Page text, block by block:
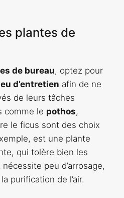
plantes de
de bureau, optez pour
d’entretien afin de ne
de leurs tâches
comme le pothos,
le ficus sont des choix
est une plante
qui tolère bien les
peu d’arrosage,
purification de l’air.